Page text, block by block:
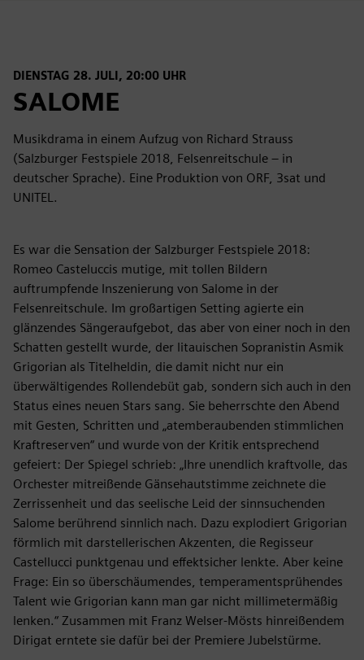
DIENSTAG 28. JULI, 20:00 UHR
SALOME
Musikdrama in einem Aufzug von Richard Strauss
(Salzburger Festspiele 2018, Felsenreitschule – in
deutscher Sprache). Eine Produktion von ORF, 3sat und
UNITEL.
Es war die Sensation der Salzburger Festspiele 2018:
Romeo Casteluccis mutige, mit tollen Bildern
auftrumpfende Inszenierung von Salome in der
Felsenreitschule. Im großartigen Setting agierte ein
glänzendes Sängeraufgebot, das aber von einer noch in den
Schatten gestellt wurde, der litauischen Sopranistin Asmik
Grigorian als Titelheldin, die damit nicht nur ein
überwältigendes Rollendebüt gab, sondern sich auch in den
Status eines neuen Stars sang. Sie beherrschte den Abend
mit Gesten, Schritten und „atemberaubenden stimmlichen
Kraftreserven“ und wurde von der Kritik entsprechend
gefeiert: Der Spiegel schrieb: „Ihre unendlich kraftvolle, das
Orchester mitreißende Gänsehautstimme zeichnete die
Zerrissenheit und das seelische Leid der sinnsuchenden
Salome berührend sinnlich nach. Dazu explodiert Grigorian
förmlich mit darstellerischen Akzenten, die Regisseur
Castellucci punktgenau und effektsicher lenkte. Aber keine
Frage: Ein so überschäumendes, temperamentsprühendes
Talent wie Grigorian kann man gar nicht millimetermäßig
lenken.“ Zusammen mit Franz Welser-Mösts hinreißendem
Dirigat erntete sie dafür bei der Premiere Jubelstürme.